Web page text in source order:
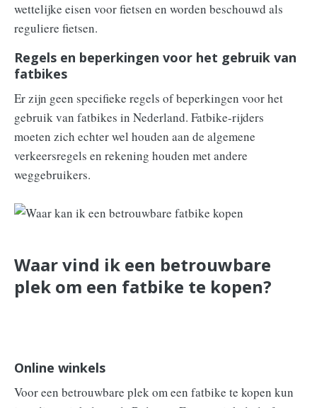
wettelijke eisen voor fietsen en worden beschouwd als
reguliere fietsen.
Regels en beperkingen voor het gebruik van
fatbikes
Er zijn geen specifieke regels of beperkingen voor het
gebruik van fatbikes in Nederland. Fatbike-rijders
moeten zich echter wel houden aan de algemene
verkeersregels en rekening houden met andere
weggebruikers.
Waar vind ik een betrouwbare
plek om een fatbike te kopen?
Online winkels
Voor een betrouwbare plek om een fatbike te kopen kun